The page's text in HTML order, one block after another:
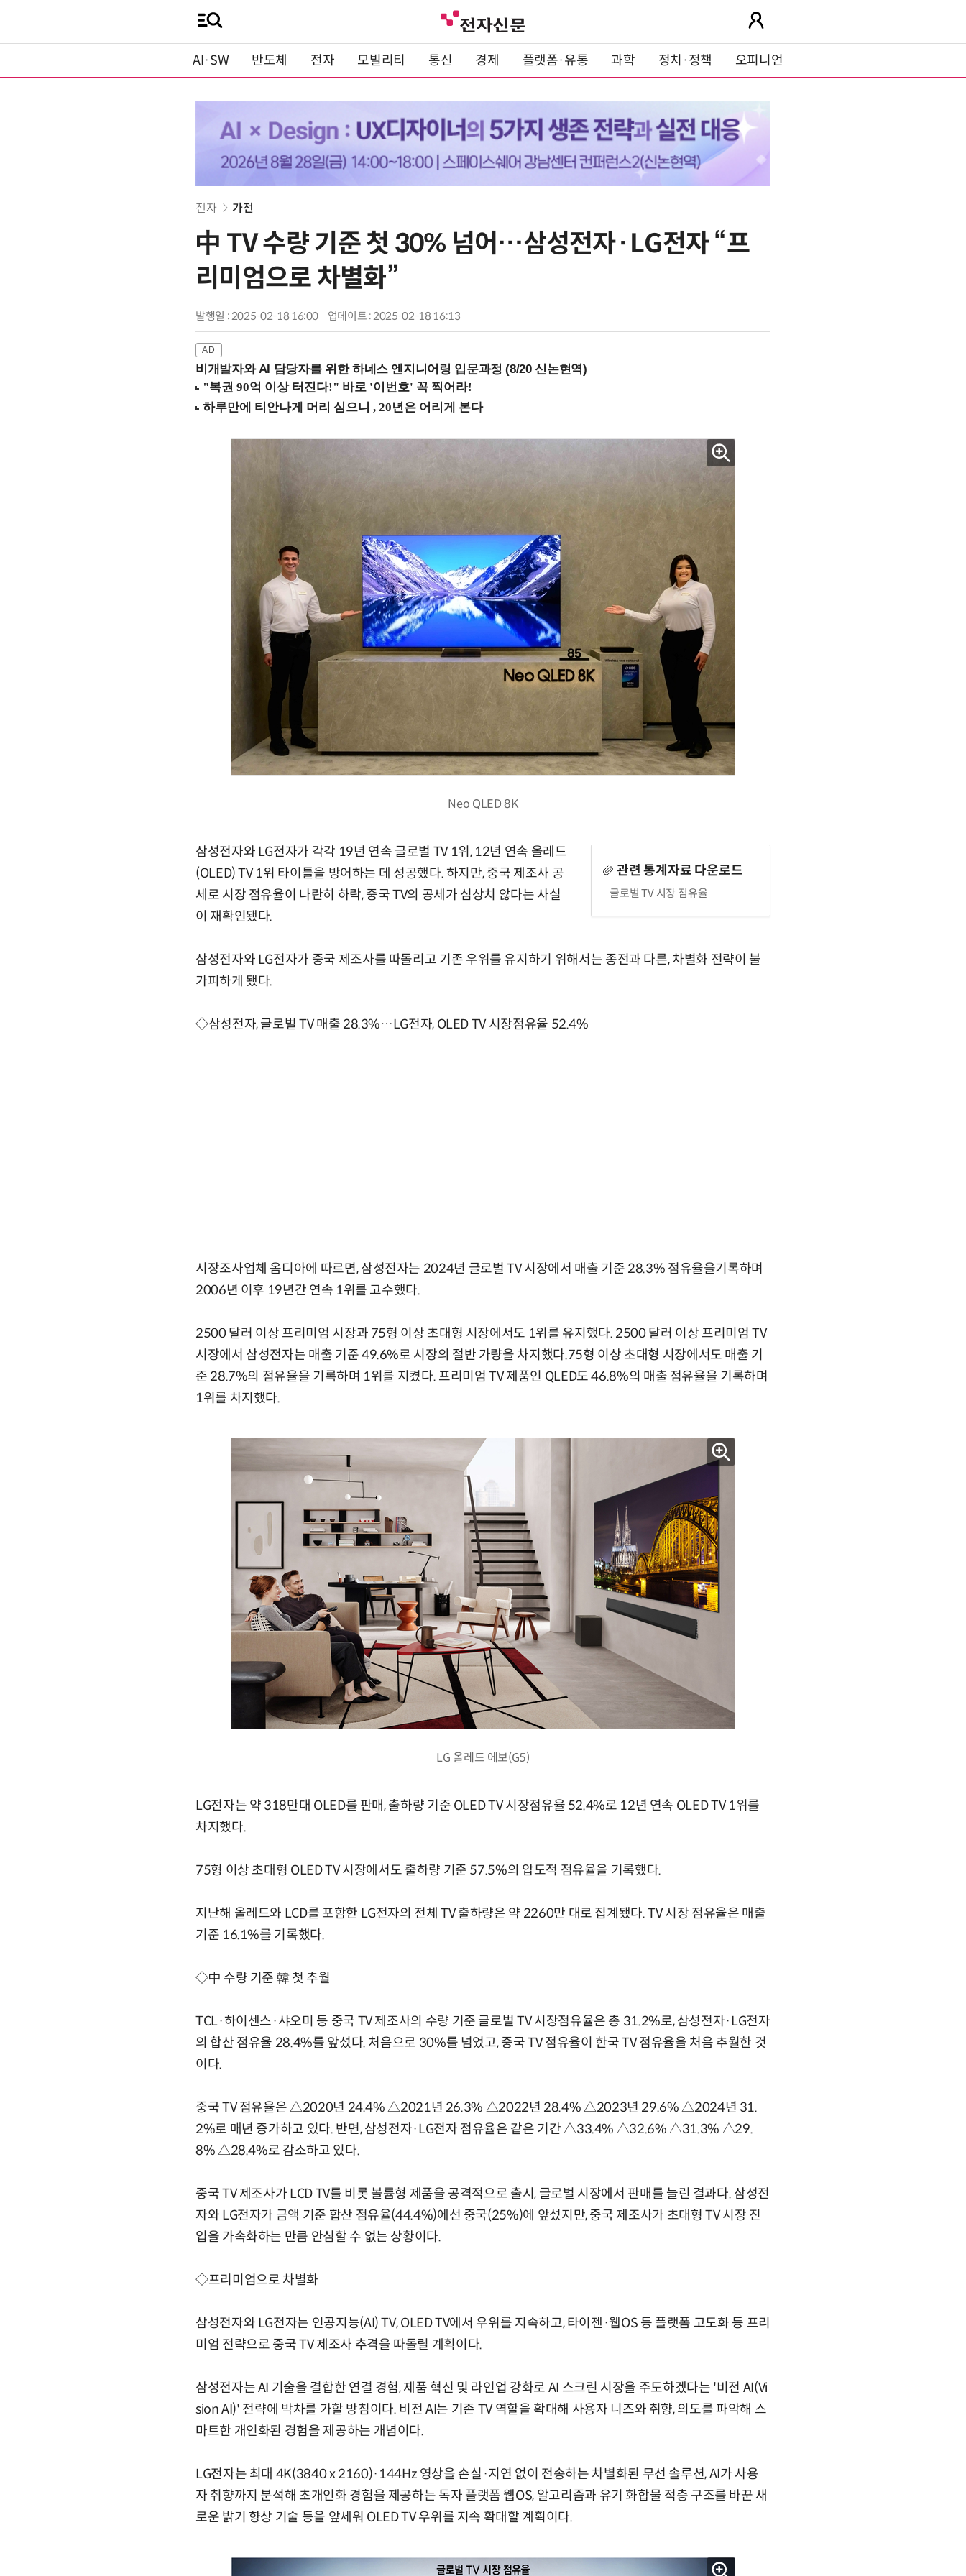
AI·SW 반도체 전자 모빌리티 통신 경제 플랫폼·유통 과학 정치·정책 오피니언
전자 가전
中 TV 수량 기준 첫 30% 넘어…삼성전자·LG전자 “프
리미엄으로 차별화”
발행일 : 2025-02-18 16:00 업데이트 : 2025-02-18 16:13
비개발자와 AI 담당자를 위한 하네스 엔지니어링 입문과정 (8/20 신논현역)
Neo QLED 8K
관련 통계자료 다운로드
글로벌 TV 시장 점유율
삼성전자와 LG전자가 각각 19년 연속 글로벌 TV 1위, 12년 연속 올레드
(OLED) TV 1위 타이틀을 방어하는 데 성공했다. 하지만, 중국 제조사 공
세로 시장 점유율이 나란히 하락, 중국 TV의 공세가 심상치 않다는 사실
이 재확인됐다.
삼성전자와 LG전자가 중국 제조사를 따돌리고 기존 우위를 유지하기 위해서는 종전과 다른, 차별화 전략이 불
가피하게 됐다.
◇삼성전자, 글로벌 TV 매출 28.3%…LG전자, OLED TV 시장점유율 52.4%
시장조사업체 옴디아에 따르면, 삼성전자는 2024년 글로벌 TV 시장에서 매출 기준 28.3% 점유율을기록하며
2006년 이후 19년간 연속 1위를 고수했다.
2500 달러 이상 프리미엄 시장과 75형 이상 초대형 시장에서도 1위를 유지했다. 2500 달러 이상 프리미엄 TV
시장에서 삼성전자는 매출 기준 49.6%로 시장의 절반 가량을 차지했다.75형 이상 초대형 시장에서도 매출 기
준 28.7%의 점유율을 기록하며 1위를 지켰다. 프리미엄 TV 제품인 QLED도 46.8%의 매출 점유율을 기록하며
1위를 차지했다.
LG 올레드 에보(G5)
LG전자는 약 318만대 OLED를 판매, 출하량 기준 OLED TV 시장점유율 52.4%로 12년 연속 OLED TV 1위를
차지했다.
75형 이상 초대형 OLED TV 시장에서도 출하량 기준 57.5%의 압도적 점유율을 기록했다.
지난해 올레드와 LCD를 포함한 LG전자의 전체 TV 출하량은 약 2260만 대로 집계됐다. TV 시장 점유율은 매출
기준 16.1%를 기록했다.
◇中 수량 기준 韓 첫 추월
TCL·하이센스·샤오미 등 중국 TV 제조사의 수량 기준 글로벌 TV 시장점유율은 총 31.2%로, 삼성전자·LG전자
의 합산 점유율 28.4%를 앞섰다. 처음으로 30%를 넘었고, 중국 TV 점유율이 한국 TV 점유율을 처음 추월한 것
이다.
중국 TV 점유율은 △2020년 24.4% △2021년 26.3% △2022년 28.4% △2023년 29.6% △2024년 31.
2%로 매년 증가하고 있다. 반면, 삼성전자·LG전자 점유율은 같은 기간 △33.4% △32.6% △31.3% △29.
8% △28.4%로 감소하고 있다.
중국 TV 제조사가 LCD TV를 비롯 볼륨형 제품을 공격적으로 출시, 글로벌 시장에서 판매를 늘린 결과다. 삼성전
자와 LG전자가 금액 기준 합산 점유율(44.4%)에선 중국(25%)에 앞섰지만, 중국 제조사가 초대형 TV 시장 진
입을 가속화하는 만큼 안심할 수 없는 상황이다.
◇프리미엄으로 차별화
삼성전자와 LG전자는 인공지능(AI) TV, OLED TV에서 우위를 지속하고, 타이젠·웹OS 등 플랫폼 고도화 등 프리
미엄 전략으로 중국 TV 제조사 추격을 따돌릴 계획이다.
삼성전자는 AI 기술을 결합한 연결 경험, 제품 혁신 및 라인업 강화로 AI 스크린 시장을 주도하겠다는 '비전 AI(Vi
sion AI)' 전략에 박차를 가할 방침이다. 비전 AI는 기존 TV 역할을 확대해 사용자 니즈와 취향, 의도를 파악해 스
마트한 개인화된 경험을 제공하는 개념이다.
LG전자는 최대 4K(3840 x 2160)·144Hz 영상을 손실·지연 없이 전송하는 차별화된 무선 솔루션, AI가 사용
자 취향까지 분석해 초개인화 경험을 제공하는 독자 플랫폼 웹OS, 알고리즘과 유기 화합물 적층 구조를 바꾼 새
로운 밝기 향상 기술 등을 앞세워 OLED TV 우위를 지속 확대할 계획이다.